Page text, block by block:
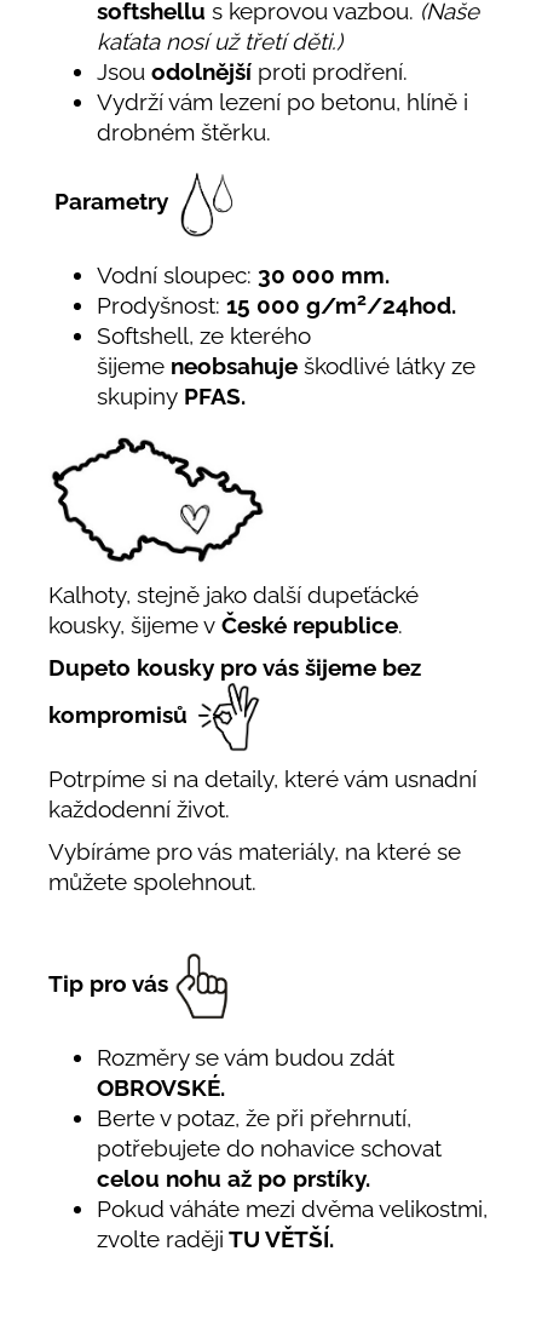
softshellu s keprovou vazbou. (Naše
kaťata nosí už třetí děti.)
Jsou odolnější proti prodření.
Vydrží vám lezení po betonu, hlíně i
drobném štěrku.
Parametry
Vodní sloupec: 30 000 mm.
Prodyšnost: 15 000 g/m2/24hod.
Softshell, ze kterého
šijeme neobsahuje škodlivé látky ze
skupiny PFAS.
Kalhoty, stejně jako další dupeťácké
kousky, šijeme v České republice.
Dupeto kousky pro vás šijeme bez
kompromisů
Potrpíme si na detaily, které vám usnadní
každodenní život.
Vybíráme pro vás materiály, na které se
můžete spolehnout.
Tip pro vás
Rozměry se vám budou zdát
OBROVSKÉ.
Berte v potaz, že při přehrnutí,
potřebujete do nohavice schovat
celou nohu až po prstíky.
Pokud váháte mezi dvěma velikostmi,
zvolte raději TU VĚTŠÍ.